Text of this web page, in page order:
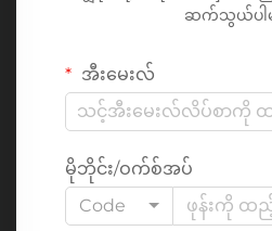
ဆက်သွယ်ပါ
အီးမေးလ်
မိုဘိုင်း/ဝက်စ်အပ်
Code